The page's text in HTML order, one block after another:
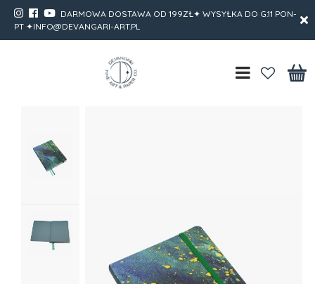
DARMOWA DOSTAWA OD 199ZŁ✦ WYSYŁKA DO G.11 PON-
PT ✦INFO@DEVANGARI-ART.PL